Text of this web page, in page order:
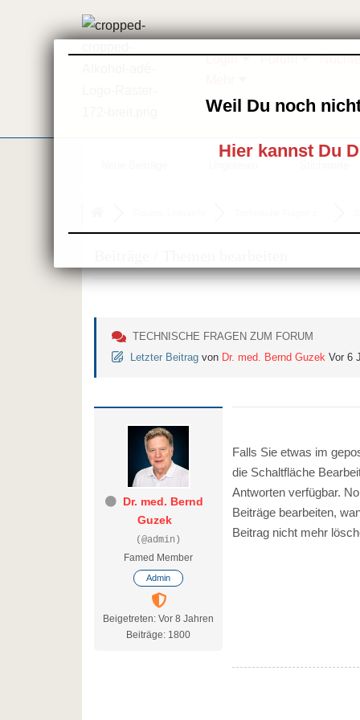
Login Forum
TECHNISCHE FRAGEN ZUM FORUM
Letzter Beitrag von Dr. med. Bernd Guzek Vor 6
Dr. med. Bernd
Guzek
(@admin)
Famed Member
Admin
Beigetreten: Vor 8 Jahren
Beiträge: 1800
Falls Sie etwas im
die Schaltfläche
Antworten verfügbar.
Beiträge bearbeiten,
Beitrag nicht mehr
Weil Du noch
Hier kannst Du